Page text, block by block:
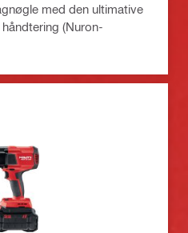
med den ultimative
(Nuron-